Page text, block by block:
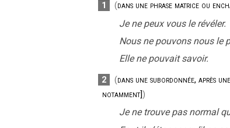
1 (dans une phrase matrice ou
Je ne peux vous le révéler.
Nous ne pouvons nous le
Elle ne pouvait savoir.
2 (dans une subordonnée, après
notamment])
Je ne trouve pas normal